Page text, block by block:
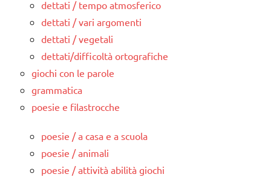
dettati / tempo atmosferico
dettati / vari argomenti
dettati / vegetali
dettati/difficoltà ortografiche
giochi con le parole
grammatica
poesie e filastrocche
poesie / a casa e a scuola
poesie / animali
poesie / attività abilità giochi